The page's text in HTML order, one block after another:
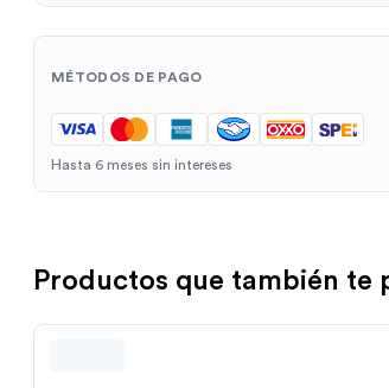
MÉTODOS DE PAGO
Hasta 6 meses sin intereses
Productos que también te